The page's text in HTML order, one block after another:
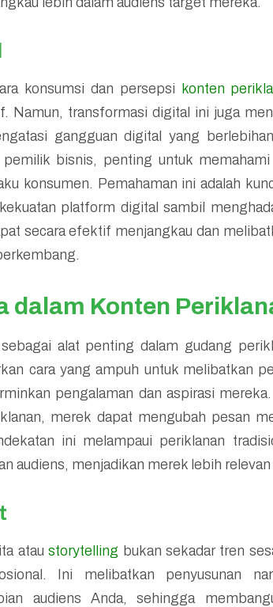
konsumsi dan persepsi konten
Namun, transformasi digital ini juga
gangguan digital yang
bisnis, penting untuk
konsumen. Pemahaman ini adalah
platform digital sambil
secara efektif menjangkau dan
dalam Konten
alat penting dalam gudang
cara yang ampuh untuk melibatkan
pengalaman dan aspirasi
merek dapat mengubah pesan
ini melampaui periklanan
audiens, menjadikan merek lebih
ataustorytelling bukan sekadar tren
Ini melibatkan penyusunan
audiens Anda, sehingga